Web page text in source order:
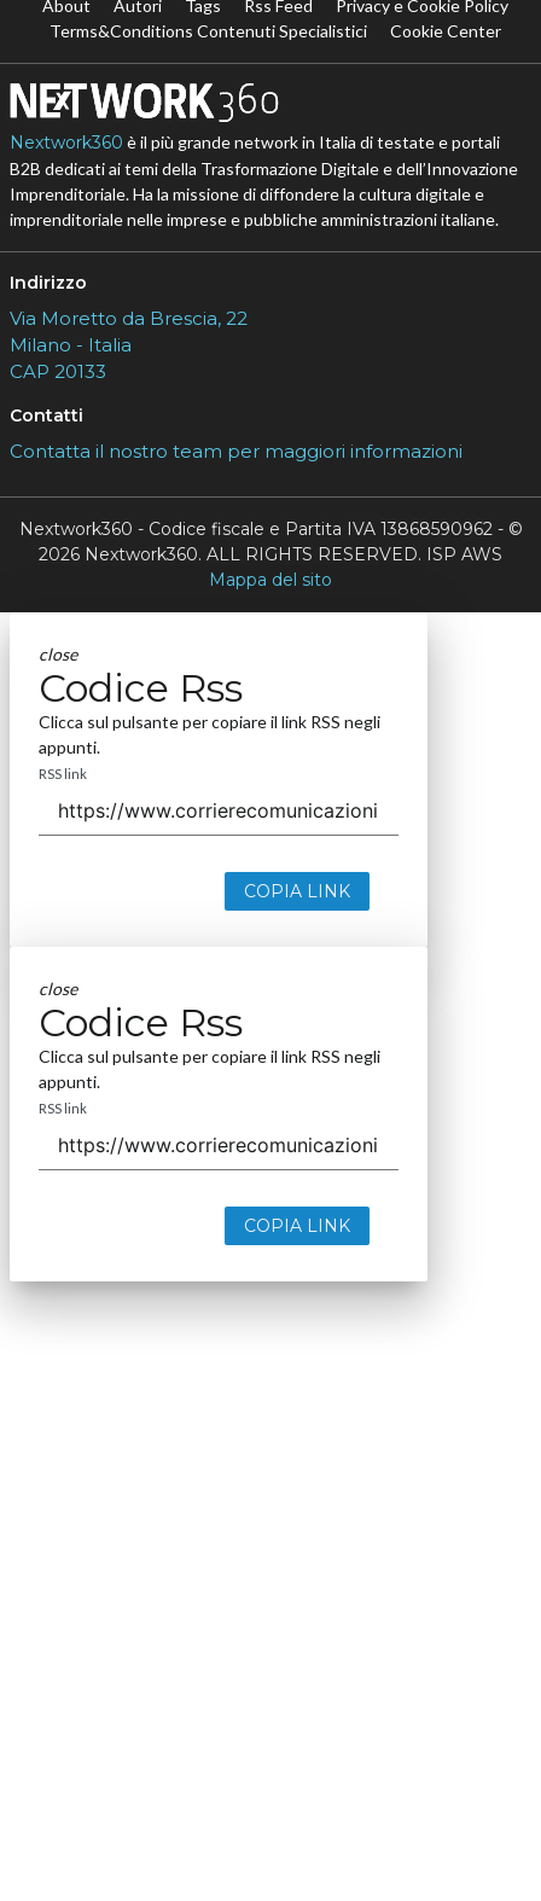
About Autori Tags Rss Feed
Privacy e Cookie Policy
Terms&Conditions Contenuti Specialistici
Cookie Center
Nextwork360 è il più grande network in Italia di testate e portali
B2B dedicati ai temi della Trasformazione Digitale e dell’Innovazione
Imprenditoriale. Ha la missione di diffondere la cultura digitale e
imprenditoriale nelle imprese e pubbliche amministrazioni italiane.
Indirizzo
Via Moretto da Brescia, 22
Milano - Italia
CAP 20133
Contatti
Contatta il nostro team per maggiori informazioni
Nextwork360 - Codice fiscale e Partita IVA 13868590962 - ©
2026 Nextwork360. ALL RIGHTS RESERVED. ISP AWS
Mappa del sito
close
Codice Rss
Clicca sul pulsante per copiare il link RSS negli
appunti.
RSS link
COPIA LINK
close
Codice Rss
Clicca sul pulsante per copiare il link RSS negli
appunti.
RSS link
COPIA LINK